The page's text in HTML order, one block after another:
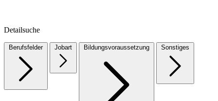
Detailsuche
Berufsfelder Jobart Bildungsvoraussetzung Sonstiges